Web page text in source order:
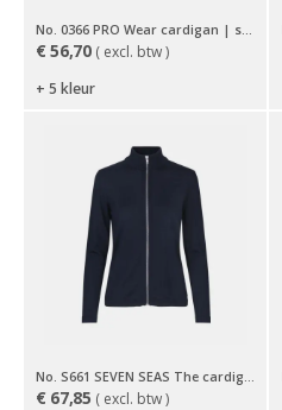
No. 0366 PRO Wear cardigan | sweat
€56,70 ( excl. btw )
+ 5 kleur
€ 67,85 ( excl. btw )